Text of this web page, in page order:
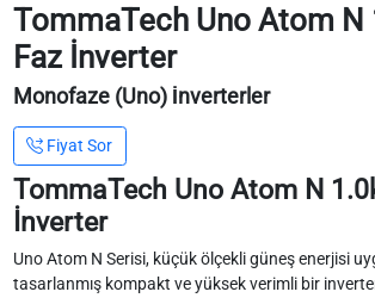
TommaTech Uno Atom N
Faz İnverter
Monofaze (Uno) İnverterler
Fiyat Sor
TommaTech Uno Atom N
İnverter
Uno Atom N Serisi, küçük ölçekli güneş enerjisi
tasarlanmış kompakt ve yüksek verimli bir